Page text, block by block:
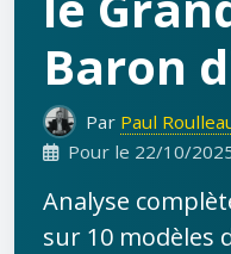
Baron
Par Paul
Pour le 22/10/
Analyse
sur 10 modèles